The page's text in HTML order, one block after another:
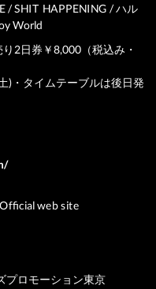
/ SHIT HAPPENING / ハル
World
2日券￥8,000（税込み・
・タイムテーブルは後日発
web site
プロモーション東京